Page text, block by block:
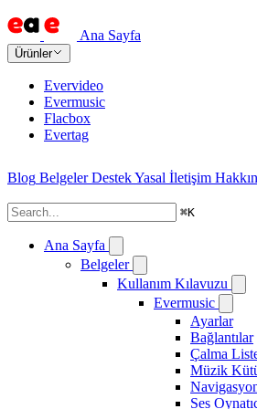
Ana Sayfa
Ürünler
Evervideo
Evermusic
Flacbox
Evertag
Blog Belgeler DestekYasal İletişim
⌘K
Ana Sayfa
Belgeler
Kullanım Kılavuzu
Evermusic
Ayarlar
Bağlantılar
Çalma
Müzik
Ses